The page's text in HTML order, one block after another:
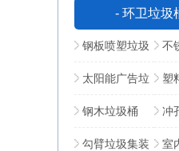
- 环卫垃圾
钢板喷塑垃圾
桶
不
太阳能广告垃
圾箱
塑
钢木垃圾桶 冲
勾臂垃圾集装 室